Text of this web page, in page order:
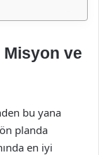
ve
bu yana
planda
en iyi